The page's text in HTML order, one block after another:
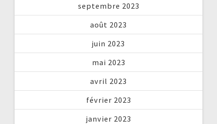
septembre 2023
août 2023
juin 2023
mai 2023
avril 2023
février 2023
janvier 2023